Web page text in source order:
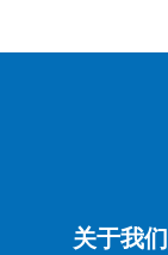
关于我们